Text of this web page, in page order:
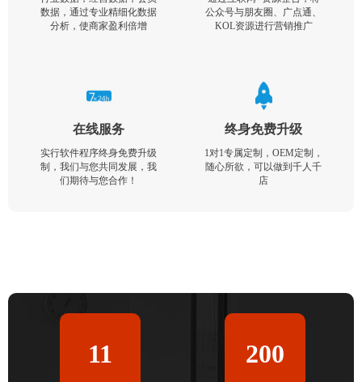
数据，通过专业精细化数据
分析，使商家盈利倍增
公众号与朋友圈、广点通、
KOL资源进行营销推广
在线服务
实行软件程序终身免费升级
制，我们与您共同发展，我
们期待与您合作！
终身免费升级
1对1专属定制，OEM定制，
随心所欲，可以做到千人千
店
11 200